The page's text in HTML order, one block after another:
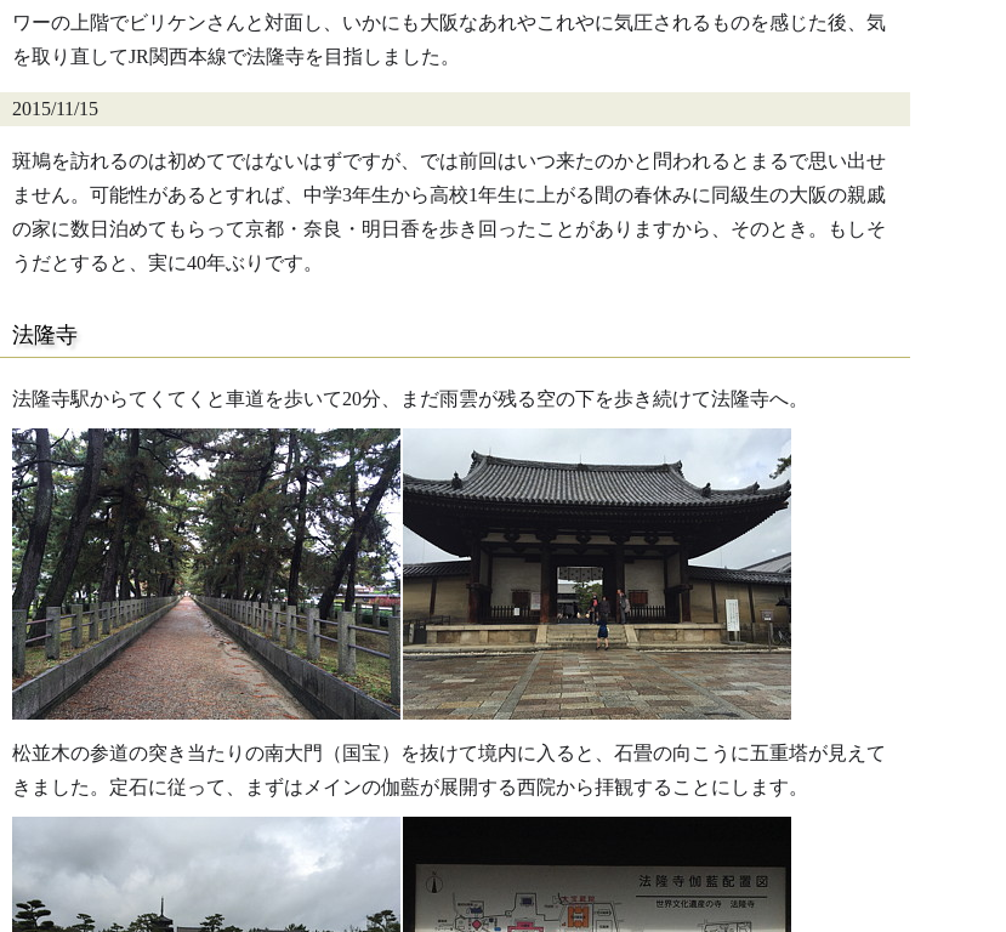
ワーの上階でビリケンさんと対面し、いかにも大阪なあれやこれやに気圧されるものを感じた後、気
を取り直してJR関西本線で法隆寺を目指しました。
2015/11/15
斑鳩を訪れるのは初めてではないはずですが、では前回はいつ来たのかと問われるとまるで思い出せ
ません。可能性があるとすれば、中学3年生から高校1年生に上がる間の春休みに同級生の大阪の親戚
の家に数日泊めてもらって京都・奈良・明日香を歩き回ったことがありますから、そのとき。もしそ
うだとすると、実に40年ぶりです。
法隆寺
法隆寺駅からてくてくと車道を歩いて20分、まだ雨雲が残る空の下を歩き続けて法隆寺へ。
松並木の参道の突き当たりの南大門（国宝）を抜けて境内に入ると、石畳の向こうに五重塔が見えて
きました。定石に従って、まずはメインの伽藍が展開する西院から拝観することにします。